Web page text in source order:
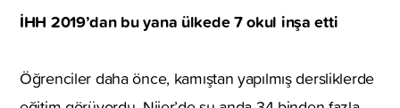
İHH 2019’dan bu yana ülkede 7 okul inşa etti
Öğrenciler daha önce, kamıştan yapılmış dersliklerde